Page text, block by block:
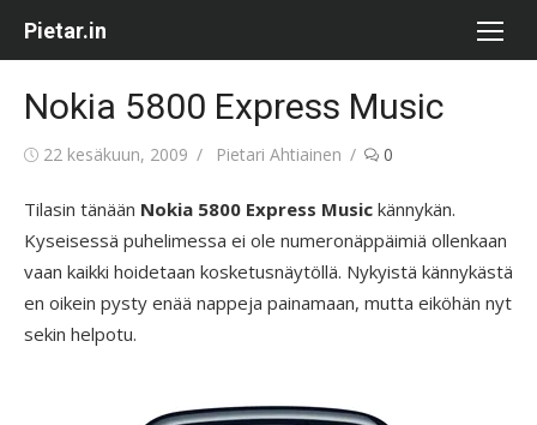
Pietar.in
Nokia 5800 Express Music
Posted
22 kesäkuun, 2009 Author
Pietari Ahtiainen 0
Tilasin tänään Nokia 5800 Express Music kännykän.
Kyseisessä puhelimessa ei ole numeronäppäimiä ollenkaan
vaan kaikki hoidetaan kosketusnäytöllä. Nykyistä kännykästä
en oikein pysty enää nappeja painamaan, mutta eiköhän nyt
sekin helpotu.